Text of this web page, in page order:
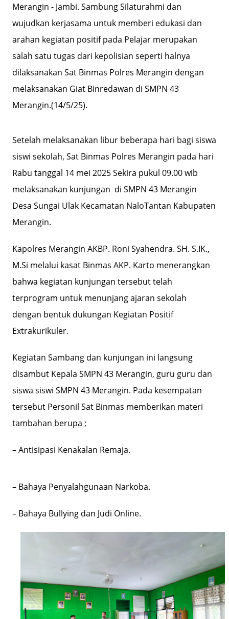
Merangin - Jambi. Sambung Silaturahmi dan
wujudkan kerjasama untuk memberi edukasi dan
arahan kegiatan positif pada Pelajar merupakan
salah satu tugas dari kepolisian seperti halnya
dilaksanakan Sat Binmas Polres Merangin dengan
melaksanakan Giat Binredawan di SMPN 43
Merangin.(14/5/25).
Setelah melaksanakan libur beberapa hari bagi siswa
siswi sekolah, Sat Binmas Polres Merangin pada hari
Rabu tanggal 14 mei 2025 Sekira pukul 09.00 wib
melaksanakan kunjungan di SMPN 43 Merangin
Desa Sungai Ulak Kecamatan NaloTantan Kabupaten
Merangin.
Kapolres Merangin AKBP. Roni Syahendra. SH. S.IK.,
M.Si melalui kasat Binmas AKP. Karto menerangkan
bahwa kegiatan kunjungan tersebut telah
terprogram untuk menunjang ajaran sekolah
dengan bentuk dukungan Kegiatan Positif
Extrakurikuler.
Kegiatan Sambang dan kunjungan ini langsung
disambut Kepala SMPN 43 Merangin, guru guru dan
siswa siswi SMPN 43 Merangin. Pada kesempatan
tersebut Personil Sat Binmas memberikan materi
tambahan berupa ;
– Antisipasi Kenakalan Remaja.
– Bahaya Penyalahgunaan Narkoba.
– Bahaya Bullying dan Judi Online.